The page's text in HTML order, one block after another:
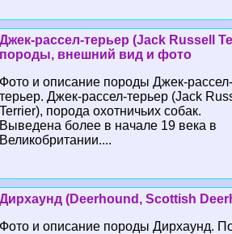
Джек-рассел-терьер (Jack Russell
породы, внешний вид и фото
Фото и описание породы Джек-рассел-
терьер. Джек-рассел-терьер (Jack
Terrier), порода охотничьих собак.
Выведена более в начале 19 века в
Великобритании....
Дирхаунд (Deerhound, Scottish
Фото и описание породы Дирхаунд.